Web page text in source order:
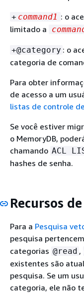
+ command1 : o
limitado a
+@category : o
categoria de
Para obter
de acesso a um
listas de controle
Se você estiver
o MemoryDB,
chamando ACL
hashes de senha.
Recursos
Para a Pesquisa
pesquisa
categorias @read ,
existentes são
pesquisa. Se um
categoria, ele não